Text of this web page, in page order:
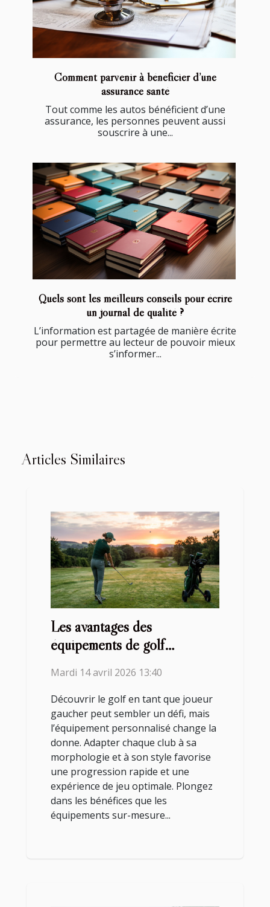
Comment parvenir à bénéficier d’une
assurance santé
Tout comme les autos bénéficient d’une
assurance, les personnes peuvent aussi
souscrire à une...
Quels sont les meilleurs conseils pour écrire
un journal de qualité ?
L’information est partagée de manière écrite
pour permettre au lecteur de pouvoir mieux
s’informer...
Articles Similaires
Les avantages des
équipements de golf
joueurs gauchers
Mardi 14 avril 2026 13:40
Découvrir le golf en tant que joueur
gaucher peut sembler un défi, mais
l’équipement personnalisé change la
donne. Adapter chaque club à sa
morphologie et à son style favorise
une progression rapide et une
expérience de jeu optimale. Plongez
dans les bénéfices que les
équipements sur-mesure...